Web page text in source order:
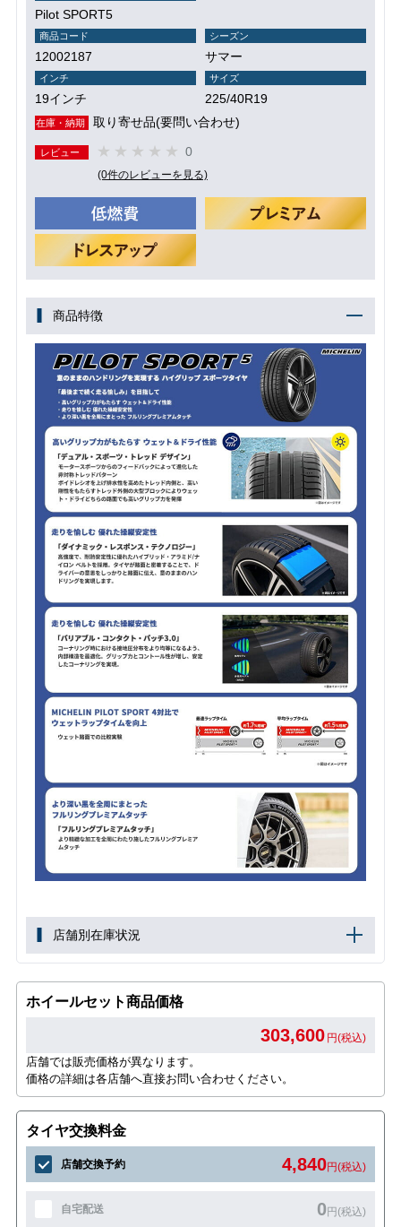
Pilot SPORT5
商品コード
12002187
シーズン
サマー
インチ
19インチ
サイズ
225/40R19
在庫・納期 取り寄せ品(要問い合わせ)
レビュー 0
(0件のレビューを見る)
商品特徴
店舗別在庫状況
ホイールセット商品価格
303,600 円(税込)
店舗では販売価格が異なります。
価格の詳細は各店舗へ直接お問い合わせください。
タイヤ交換料金
店舗交換予約 4,840円(税込)
自宅配送 0円(税込)